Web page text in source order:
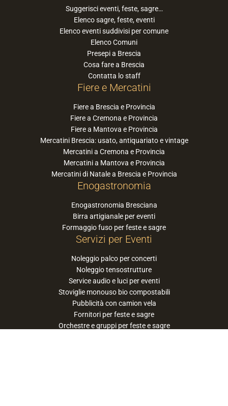
Suggerisci eventi, feste, sagre…
Elenco sagre, feste, eventi
Elenco eventi suddivisi per comune
Elenco Comuni
Presepi a Brescia
Cosa fare a Brescia
Contatta lo staff
Fiere e Mercatini
Fiere a Brescia e Provincia
Fiere a Cremona e Provincia
Fiere a Mantova e Provincia
Mercatini Brescia: usato, antiquariato e vintage
Mercatini a Cremona e Provincia
Mercatini a Mantova e Provincia
Mercatini di Natale a Brescia e Provincia
Enogastronomia
Enogastronomia Bresciana
Birra artigianale per eventi
Formaggio fuso per feste e sagre
Servizi per Eventi
Noleggio palco per concerti
Noleggio tensostrutture
Service audio e luci per eventi
Stoviglie monouso bio compostabili
Pubblicità con camion vela
Fornitori per feste e sagre
Orchestre e gruppi per feste e sagre